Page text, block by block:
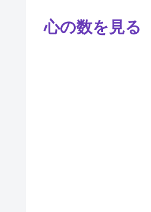
心の数を見る